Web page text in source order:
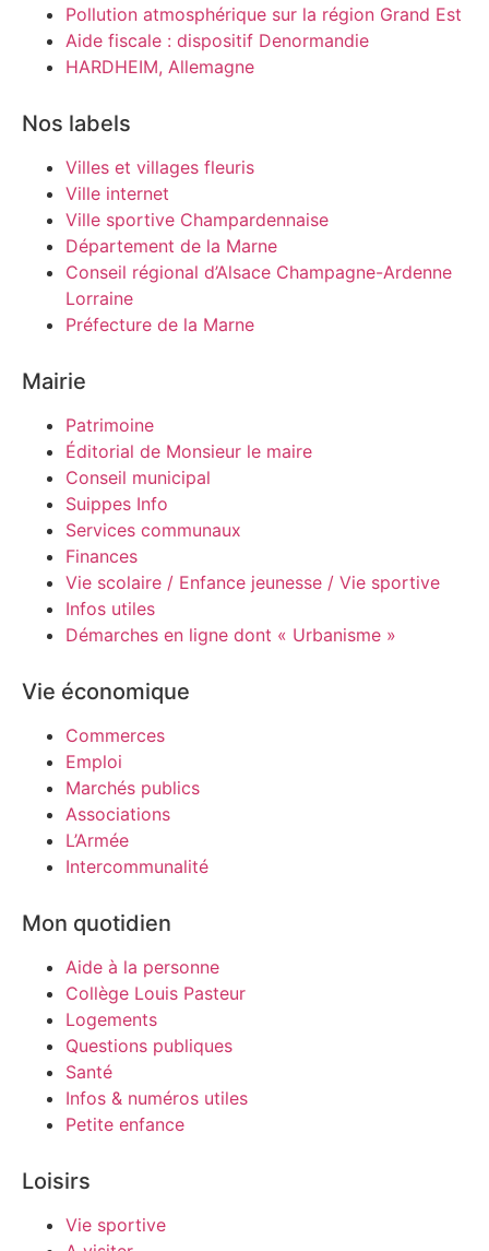
Pollution atmosphérique sur la région Grand Est
Aide fiscale : dispositif Denormandie
HARDHEIM, Allemagne
Nos labels
Villes et villages fleuris
Ville internet
Ville sportive Champardennaise
Département de la Marne
Conseil régional d’Alsace Champagne-Ardenne
Lorraine
Préfecture de la Marne
Mairie
Patrimoine
Éditorial de Monsieur le maire
Conseil municipal
Suippes Info
Services communaux
Finances
Vie scolaire / Enfance jeunesse / Vie sportive
Infos utiles
Démarches en ligne dont « Urbanisme »
Vie économique
Commerces
Emploi
Marchés publics
Associations
L’Armée
Intercommunalité
Mon quotidien
Aide à la personne
Collège Louis Pasteur
Logements
Questions publiques
Santé
Infos & numéros utiles
Petite enfance
Loisirs
Vie sportive